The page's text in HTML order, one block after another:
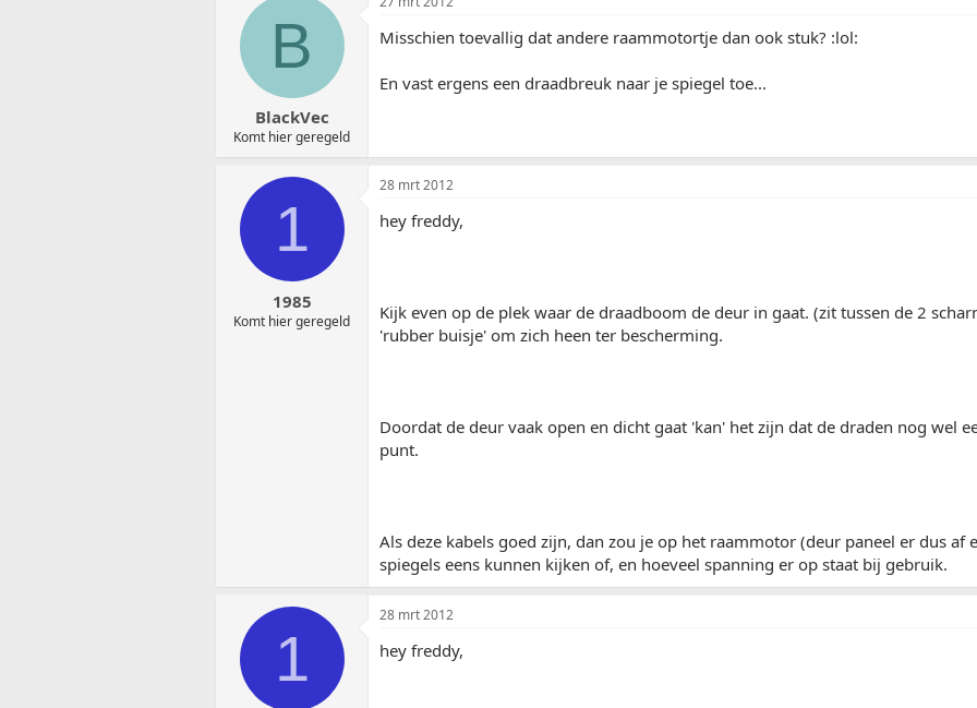
B
BlackVec
Komt hier geregeld
Misschien toevallig dat andere raammotortje dan ook stuk? :lol:
En vast ergens een draadbreuk naar je spiegel toe...
1
1985
Komt hier geregeld
28 mrt 2012
hey freddy,
Kijk even op de plek waar de draadboom de deur in gaat. (zit tussen de 2
'rubber buisje' om zich heen ter bescherming.
Doordat de deur vaak open en dicht gaat 'kan' het zijn dat de draden nog wel
punt.
Als deze kabels goed zijn, dan zou je op het raammotor (deur paneel er dus af
spiegels eens kunnen kijken of, en hoeveel spanning er op staat bij gebruik.
1
28 mrt 2012
hey freddy,